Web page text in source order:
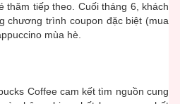
thăm tiếp theo. Cuối tháng 6, khách
chương trình coupon đặc biệt (mua
mùa hè.
Coffee cam kết tìm nguồn cung